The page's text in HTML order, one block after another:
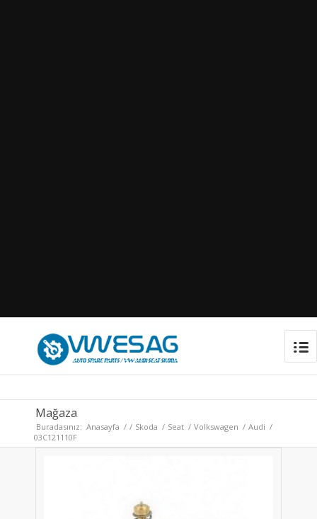
Mağaza
Buradasınız: Anasayfa / / Skoda / Seat / Volkswagen / Audi /
03C121110F